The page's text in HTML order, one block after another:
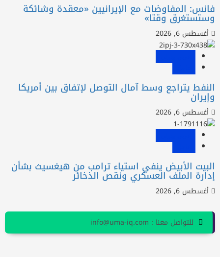
المفاوضات مع الإيرانيين «معقدة وشائكة
وقتا»
أغسطس 6, 2026
يتراجع وسط آمال التوصل لإتفاق بين أمريكا
أغسطس 6, 2026
الأبيض ينفي استياء ترامب من هيغسيث بشأن
الملف العسكري ونقص الذخائر
أغسطس 6, 2026
للتواصل معنا : info@uma-iq.com